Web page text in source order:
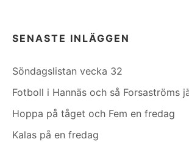
SENASTE INLÄGGEN
Söndagslistan vecka 32
Fotboll i Hannäs och så Forsaströms
Hoppa på tåget och Fem en fredag
Kalas på en fredag